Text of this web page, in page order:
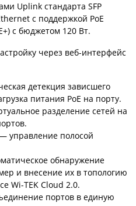
Uplink стандарта SFP
с поддержкой PoE
с бюджетом 120 Вт.
через веб-интерфейс
детекция зависшего
питания PoE на порту.
разделение сетей на
управление полосой
обнаружение
и внесение их в топологию
Wi-TEK Cloud 2.0.
портов в единую